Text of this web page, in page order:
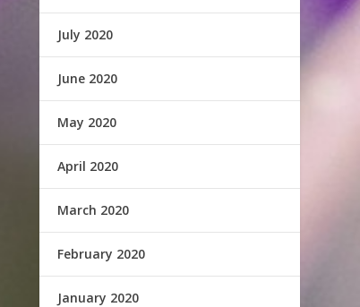
July 2020
June 2020
May 2020
April 2020
March 2020
February 2020
January 2020